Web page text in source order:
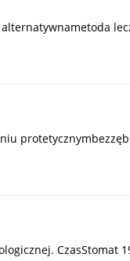
CzasStomat